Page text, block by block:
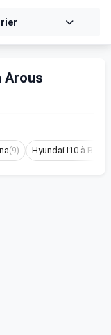
Arous
(9) Hyundai I10 à Ben